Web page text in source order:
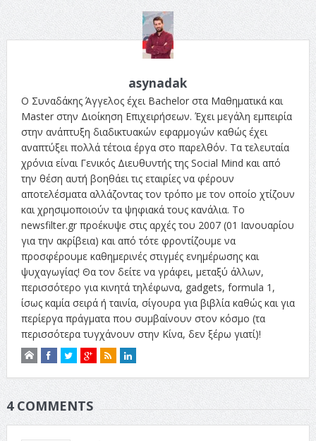
asynadak
Ο Συναδάκης Άγγελος έχει Bachelor στα Μαθηματικά και
Master στην Διοίκηση Επιχειρήσεων. Έχει μεγάλη εμπειρία
στην ανάπτυξη διαδικτυακών εφαρμογών καθώς έχει
αναπτύξει πολλά τέτοια έργα στο παρελθόν. Τα τελευταία
χρόνια είναι Γενικός Διευθυντής της Social Mind και από
την θέση αυτή βοηθάει τις εταιρίες να φέρουν
αποτελέσματα αλλάζοντας τον τρόπο με τον οποίο χτίζουν
και χρησιμοποιούν τα ψηφιακά τους κανάλια. Το
newsfilter.gr προέκυψε στις αρχές του 2007 (01 Ιανουαρίου
για την ακρίβεια) και από τότε φροντίζουμε να
προσφέρουμε καθημερινές στιγμές ενημέρωσης και
ψυχαγωγίας! Θα τον δείτε να γράφει, μεταξύ άλλων,
περισσότερο για κινητά τηλέφωνα, gadgets, formula 1,
ίσως καμία σειρά ή ταινία, σίγουρα για βιβλία καθώς και για
περίεργα πράγματα που συμβαίνουν στον κόσμο (τα
περισσότερα τυγχάνουν στην Κίνα, δεν ξέρω γιατί)!
4 COMMENTS